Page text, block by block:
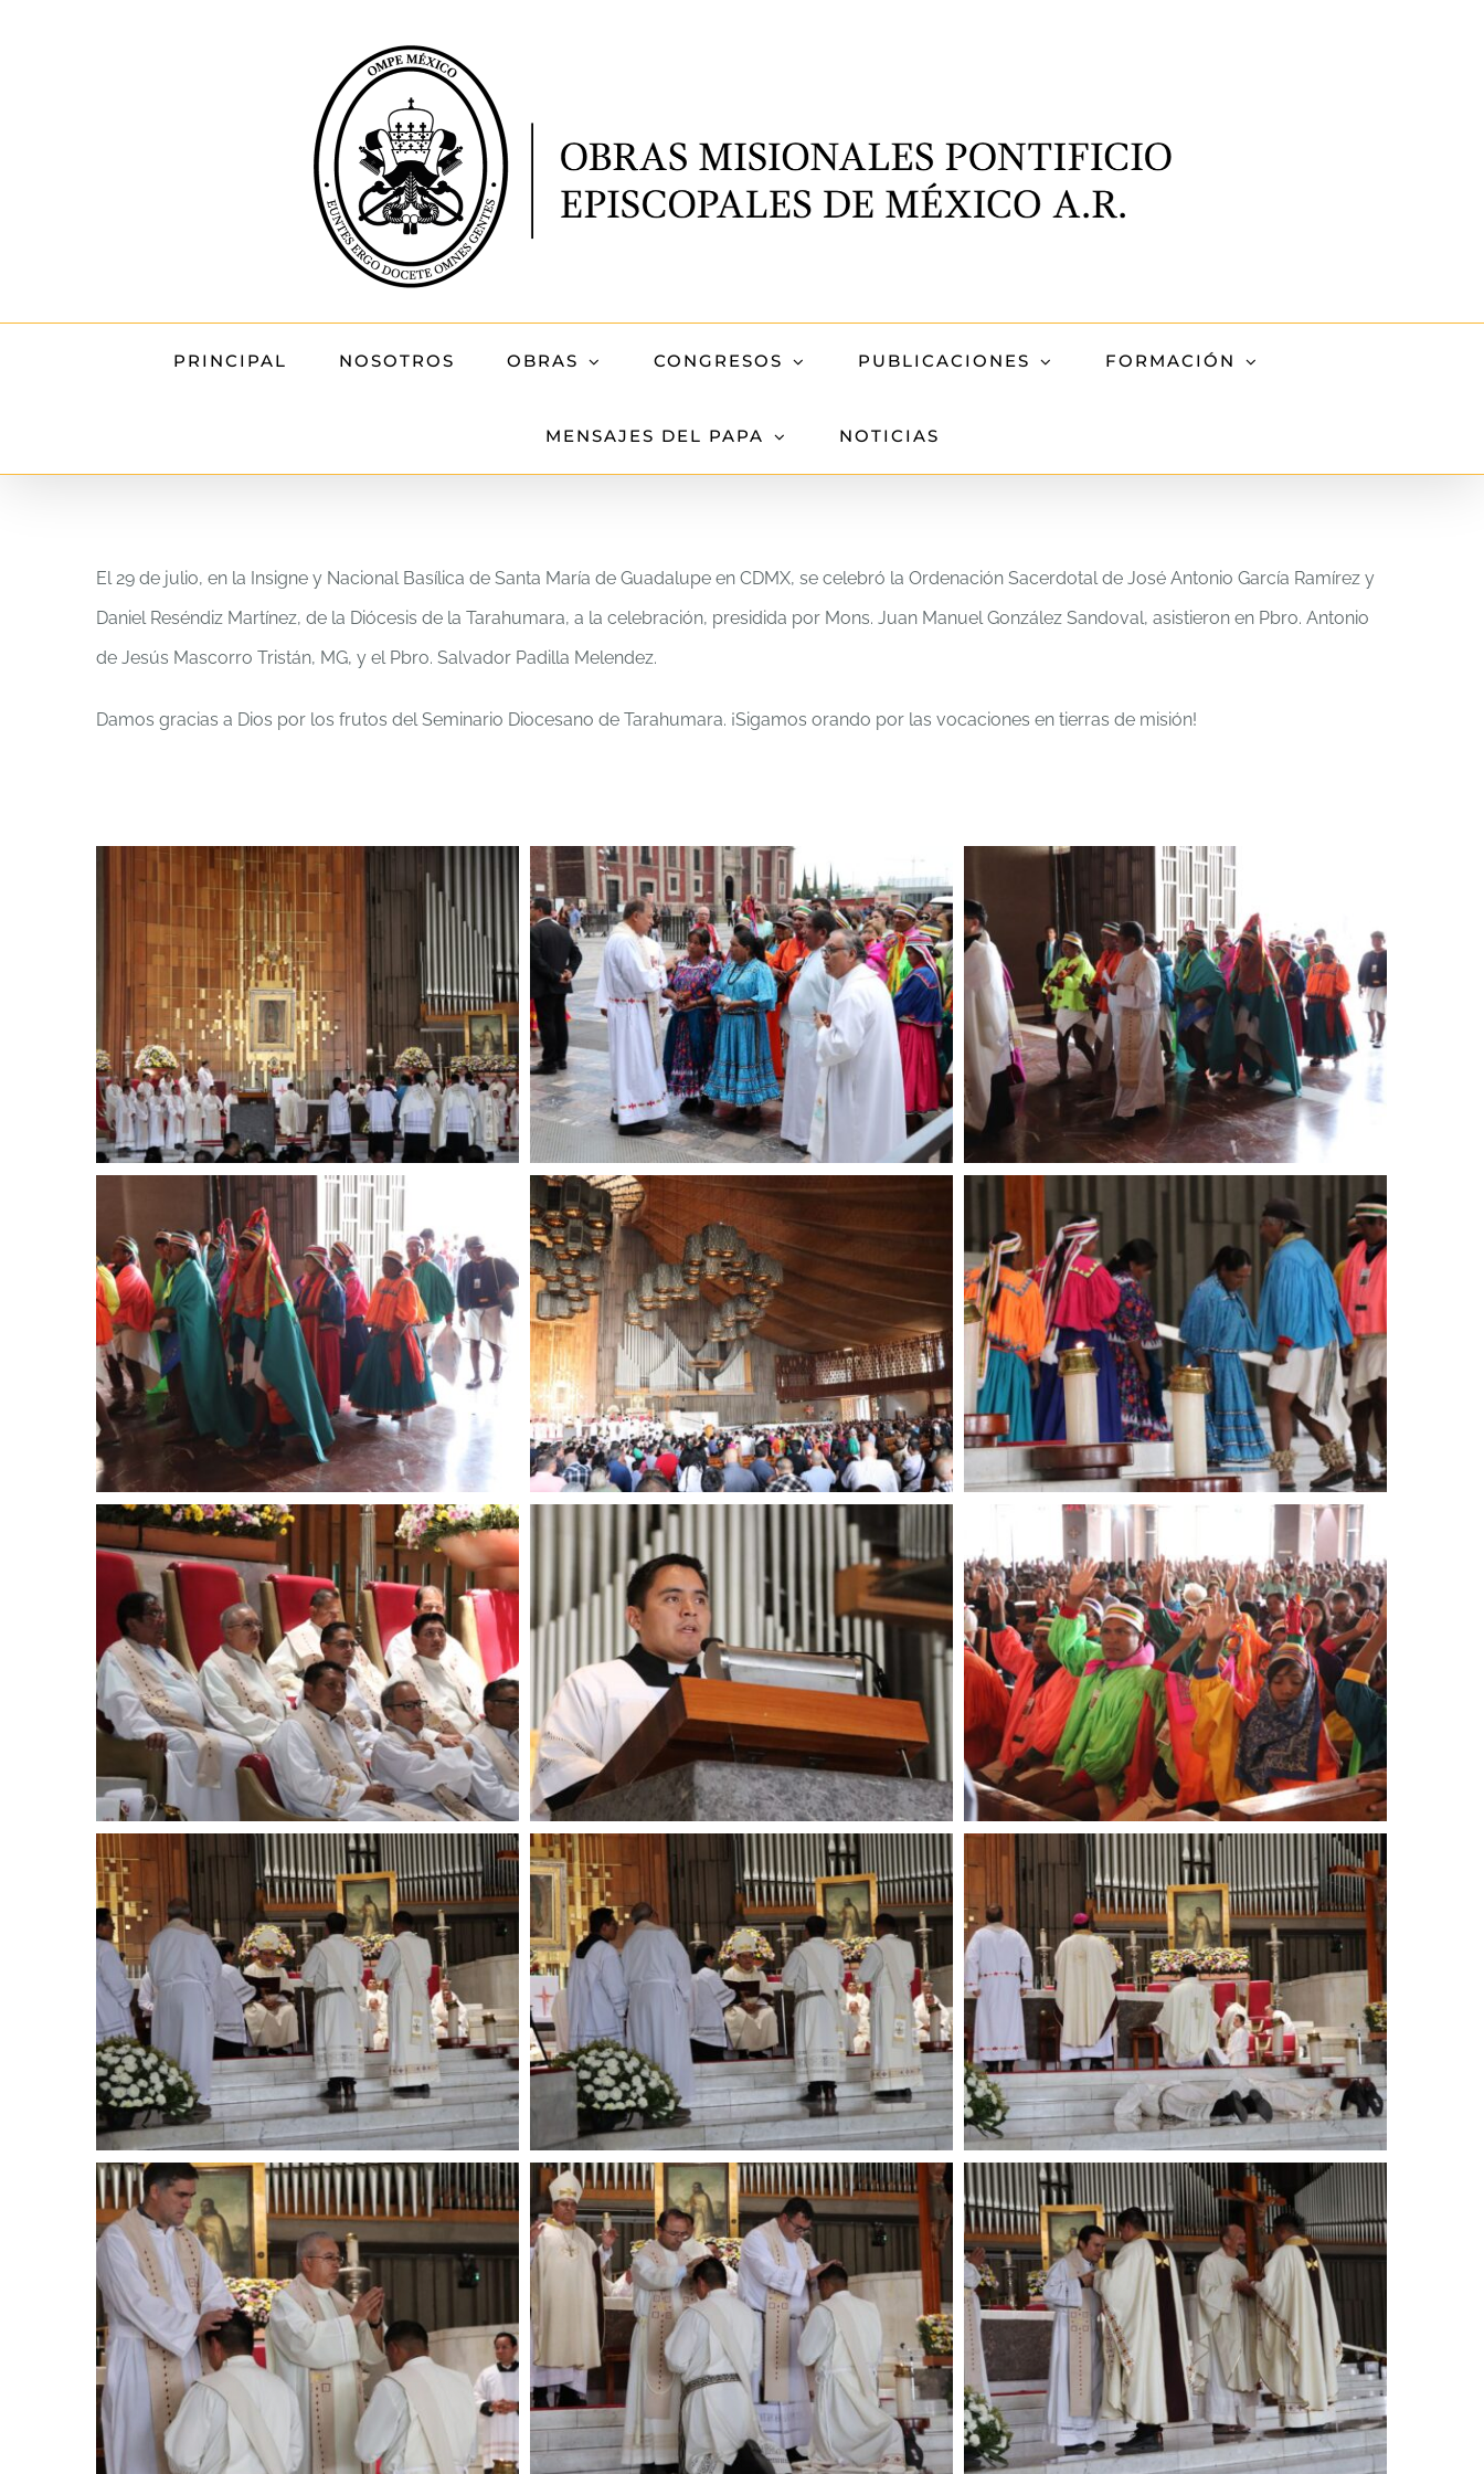
PRINCIPAL NOSOTROS OBRAS CONGRESOS PUBLICACIONES FORMACIÓN
MENSAJES DEL PAPA NOTICIAS
El 29 de julio, en la Insigne y Nacional Basílica de Santa María de Guadalupe en CDMX, se celebró la Ordenación Sacerdotal de José Antonio García Ramírez y
Daniel Reséndiz Martínez, de la Diócesis de la Tarahumara, a la celebración, presidida por Mons. Juan Manuel González Sandoval, asistieron en Pbro. Antonio
de Jesús Mascorro Tristán, MG, y el Pbro. Salvador Padilla Melendez.
Damos gracias a Dios por los frutos del Seminario Diocesano de Tarahumara. ¡Sigamos orando por las vocaciones en tierras de misión!